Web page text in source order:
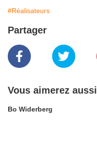
#Réalisateurs
Partager
Vous aimerez aussi
Bo Widerberg